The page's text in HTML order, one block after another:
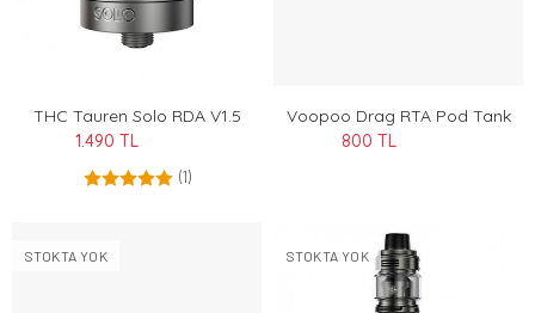
THC Tauren Solo RDA V1.5
1.490 TL
(1)
Voopoo Drag RTA Pod Tank
800 TL
STOKTA YOK STOKTA YOK